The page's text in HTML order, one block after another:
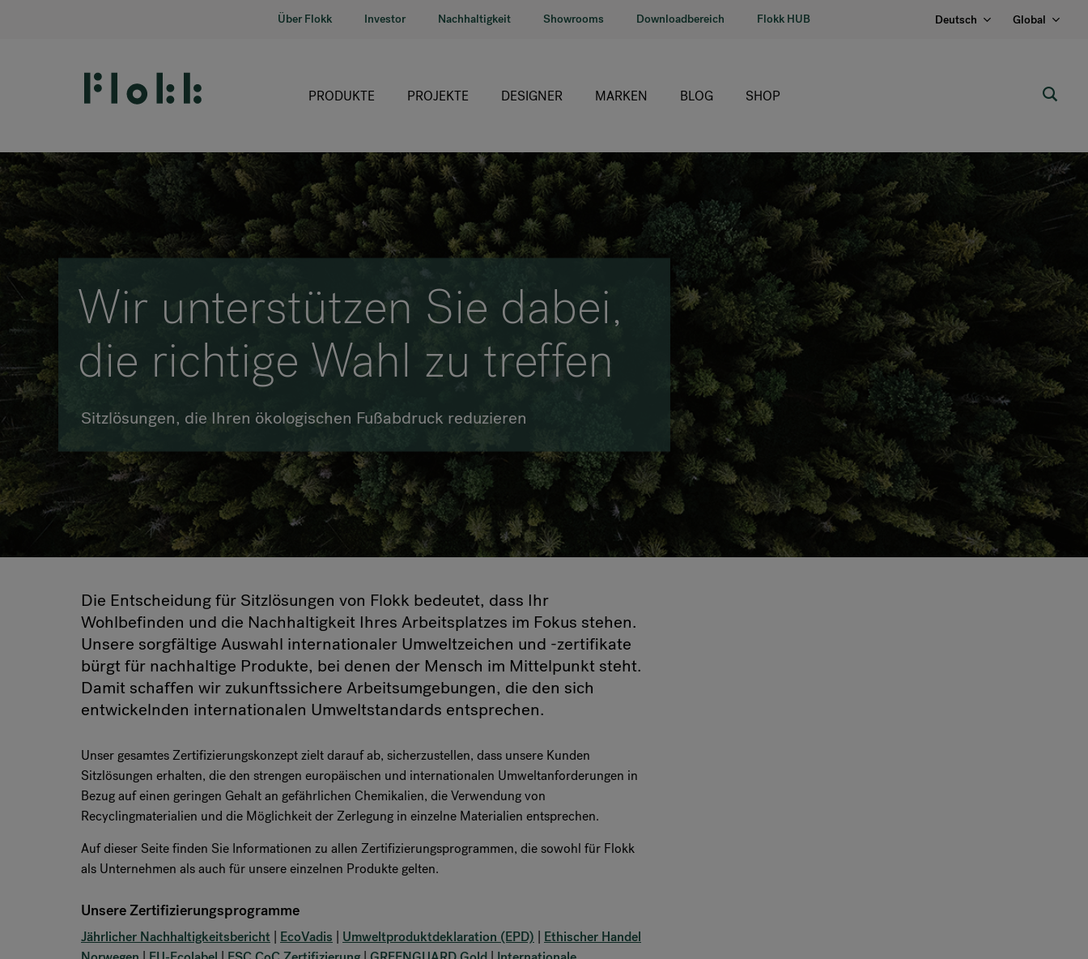
Über Flokk Investor Nachhaltigkeit Showrooms Downloadbereich Flokk HUB Deutsch Global
PRODUKTE PROJEKTE DESIGNER MARKEN
HÅG
Giroflex
Offecct
Connection
VIA Seating
BLOG SHOP
Wir unterstützen Sie dabei,
die richtige Wahl zu treffen
Sitzlösungen, die Ihren ökologischen Fußabdruck reduzieren
Die Entscheidung für Sitzlösungen von Flokk bedeutet, dass Ihr
Wohlbefinden und die Nachhaltigkeit Ihres Arbeitsplatzes im Fokus stehen.
Unsere sorgfältige Auswahl internationaler Umweltzeichen und -zertifikate
bürgt für nachhaltige Produkte, bei denen der Mensch im Mittelpunkt steht.
Damit schaffen wir zukunftssichere Arbeitsumgebungen, die den sich
entwickelnden internationalen Umweltstandards entsprechen.
Unser gesamtes Zertifizierungskonzept zielt darauf ab, sicherzustellen, dass unsere Kunden
Sitzlösungen erhalten, die den strengen europäischen und internationalen Umweltanforderungen in
Bezug auf einen geringen Gehalt an gefährlichen Chemikalien, die Verwendung von
Recyclingmaterialien und die Möglichkeit der Zerlegung in einzelne Materialien entsprechen.
Auf dieser Seite finden Sie Informationen zu allen Zertifizierungsprogrammen, die sowohl für Flokk
als Unternehmen als auch für unsere einzelnen Produkte gelten.
Unsere Zertifizierungsprogramme
Jährlicher Nachhaltigkeitsbericht EcoVadis Umweltproduktdeklaration (EPD)
Ethischer Handel